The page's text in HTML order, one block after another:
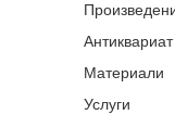
Антиквариат
Материали
Услуги